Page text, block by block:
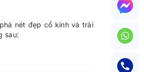
nét đẹp cổ kính và trải
sau: